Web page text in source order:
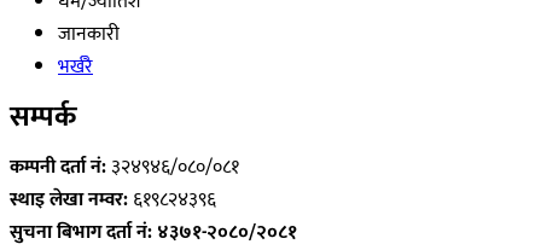
जानकारी
भर्खरै
सम्पर्क
कम्पनी दर्ता नं:३२४९४६/०८०/०८१
स्थाइ लेखा नम्वर:६१९८२४३९६
सुचना बिभाग दर्ता नं: ४३७१-२०८०/२०८१